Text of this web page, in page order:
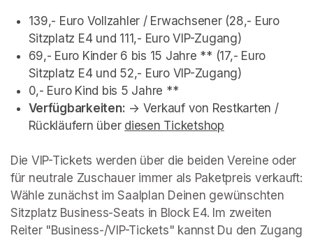
139,- Euro Vollzahler / Erwachsener (28,- Euro
Sitzplatz E4 und 111,- Euro VIP-Zugang)
69,- Euro Kinder 6 bis 15 Jahre ** (17,- Euro
Sitzplatz E4 und 52,- Euro VIP-Zugang)
0,- Euro Kind bis 5 Jahre **
Verfügbarkeiten: -> Verkauf von Restkarten /
Rückläufern über diesen Ticketshop
Die VIP-Tickets werden über die beiden Vereine oder
für neutrale Zuschauer immer als Paketpreis verkauft:
Wähle zunächst im Saalplan Deinen gewünschten
Sitzplatz Business-Seats in Block E4. Im zweiten
Reiter "Business-/VIP-Tickets" kannst Du den Zugang